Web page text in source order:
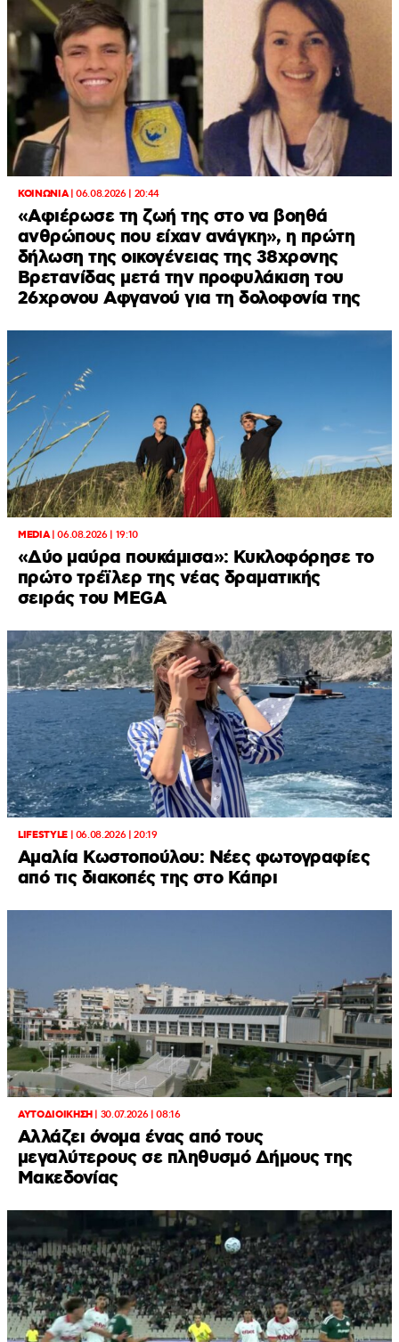
ΚΟΙΝΩΝΙΑ|06.08.2026 | 20:44
«Αφιέρωσε τη ζωή της στο να βοηθά
ανθρώπους που είχαν ανάγκη», η πρώτη
δήλωση της οικογένειας της 38χρονης
Βρετανίδας μετά την προφυλάκιση του
26χρονου Αφγανού για τη δολοφονία της
MEDIA|06.08.2026 | 19:10
«Δύο μαύρα πουκάμισα»: Κυκλοφόρησε το
πρώτο τρέϊλερ της νέας δραματικής
σειράς του MEGA
LIFESTYLE| 06.08.2026 | 20:19
Αμαλία Κωστοπούλου: Νέες φωτογραφίες
από τις διακοπές της στο Κάπρι
ΑΥΤΟΔΙΟΙΚΗΣΗ| 30.07.2026 | 08:16
Αλλάζει όνομα ένας από τους
μεγαλύτερους σε πληθυσμό Δήμους της
Μακεδονίας